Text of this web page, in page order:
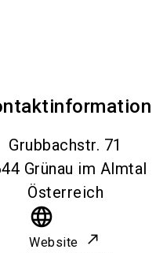
Grubbachstr. 71
Grünau im Almtal
Österreich
language
Website